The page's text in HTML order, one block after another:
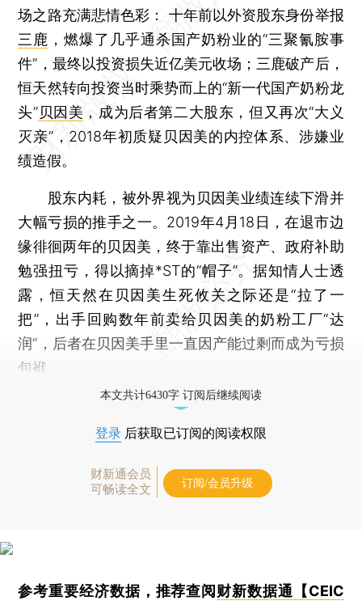
场之路充满悲情色彩： 十年前以外资股东身份举报
三鹿 ，燃爆了几乎通杀国产奶粉业的“三聚氰胺事
件”，最终以投资损失近亿美元收场；三鹿破产后，
恒天然转向投资当时乘势而上的“新一代国产奶粉龙
头”贝因美 ，成为后者第二大股东，但又再次“大义
灭亲”，2018年初质疑贝因美的内控体系、涉嫌业
绩造假。
股东内耗，被外界视为贝因美业绩连续下滑并
大幅亏损的推手之一。2019年4月18日，在退市边
缘徘徊两年的贝因美，终于靠出售资产、政府补助
勉强扭亏，得以摘掉*ST的“帽子”。据知情人士透
露，恒天然在贝因美生死攸关之际还是“拉了一
把”，出手回购数年前卖给贝因美的奶粉工厂“达
润”，后者在贝因美手里一直因产能过剩而成为亏损
包袱。
本文共计6430字 订阅后继续阅读
登录 后获取已订阅的阅读权限
财新通会员
可畅读全文
订阅/会员升级
参考重要经济数据，推荐查阅财新数据通【CEIC